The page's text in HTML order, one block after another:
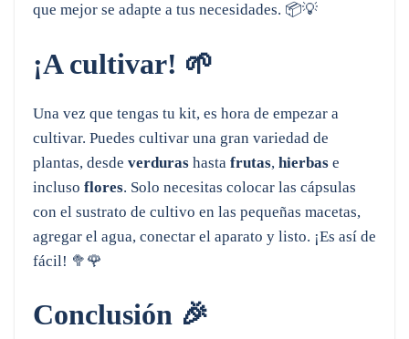
que mejor se adapte a tus necesidades. 📦💡
¡A cultivar! 🌱
Una vez que tengas tu kit, es hora de empezar a
cultivar. Puedes cultivar una gran variedad de
plantas, desde verduras hasta frutas, hierbas e
incluso flores. Solo necesitas colocar las cápsulas
con el sustrato de cultivo en las pequeñas macetas,
agregar el agua, conectar el aparato y listo. ¡Es así de
fácil! 🥦🌹
Conclusión 🎉